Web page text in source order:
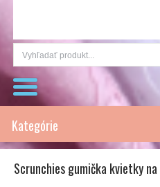
Kategórie
Scrunchies gumička kvietky